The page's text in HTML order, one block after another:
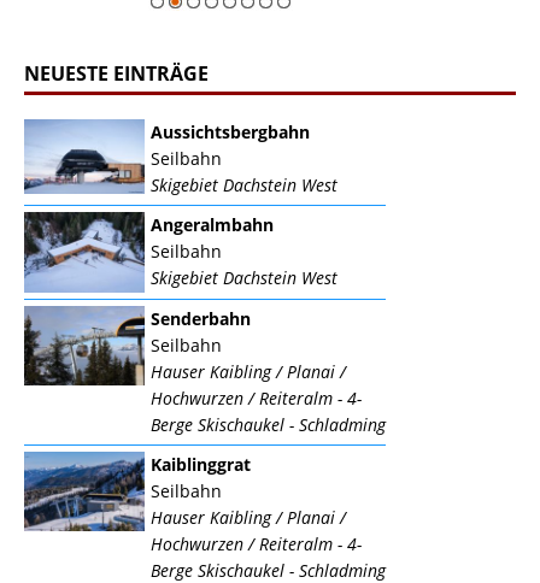
NEUESTE EINTRÄGE
Aussichtsbergbahn
Seilbahn
Skigebiet Dachstein West
Angeralmbahn
Seilbahn
Skigebiet Dachstein West
Senderbahn
Seilbahn
Hauser Kaibling / Planai /
Hochwurzen / Reiteralm - 4-
Berge Skischaukel - Schladming
Kaiblinggrat
Seilbahn
Hauser Kaibling / Planai /
Hochwurzen / Reiteralm - 4-
Berge Skischaukel - Schladming